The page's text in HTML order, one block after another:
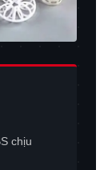
chịu